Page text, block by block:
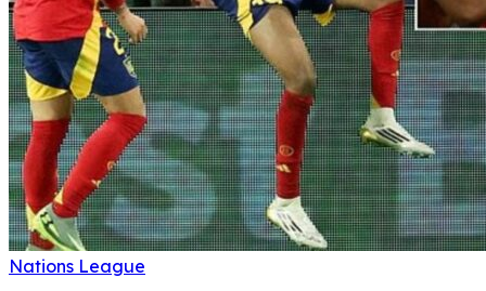
Nations League